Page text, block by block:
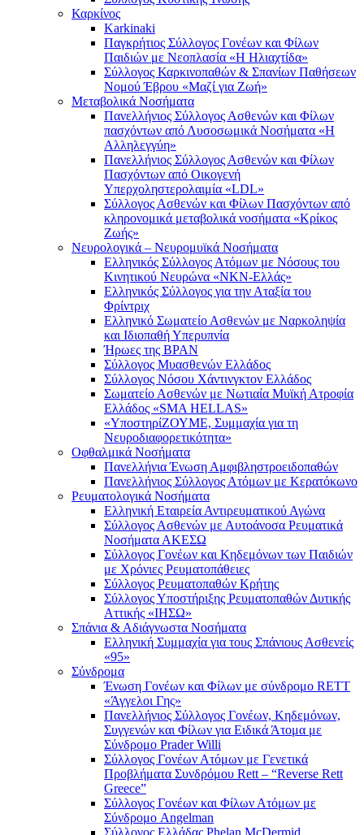
Καρκίνος
Karkinaki
Παγκρήτιος Σύλλογος Γονέων και Φίλων
Παιδιών με Νεοπλασία «Η Ηλιαχτίδα»
Σύλλογος Καρκινοπαθών & Σπανίων Παθήσεων
Νομού Έβρου «Μαζί για Ζωή»
Μεταβολικά Νοσήματα
Πανελλήνιος Σύλλογος Ασθενών και Φίλων
πασχόντων από Λυσοσωμικά Νοσήματα «Η
Αλληλεγγύη»
Πανελλήνιος Σύλλογος Ασθενών και Φίλων
Πασχόντων από Οικογενή
Υπερχοληστερολαιμία «LDL»
Σύλλογος Ασθενών και Φίλων Πασχόντων από
κληρονομικά μεταβολικά νοσήματα «Κρίκος
Ζωής»
Νευρολογικά – Νευρομυϊκά Νοσήματα
Ελληνικός Σύλλογος Ατόμων με Νόσους του
Κινητικού Νευρώνα «ΝΚΝ-Ελλάς»
Ελληνικός Σύλλογος για την Αταξία του
Φρίντριχ
Ελληνικό Σωματείο Ασθενών με Ναρκοληψία
και Ιδιοπαθή Υπερυπνία
Ήρωες της BPAN
Σύλλογος Μυασθενών Ελλάδος
Σύλλογος Νόσου Χάντινγκτον Ελλάδος
Σωματείο Ασθενών με Νωτιαία Μυϊκή Ατροφία
Ελλάδος «SMA HELLAS»
«ΥποστηρίΖΟΥΜΕ, Συμμαχία για τη
Νευροδιαφορετικότητα»
Οφθαλμικά Νοσήματα
Πανελλήνια Ένωση Αμφιβληστροειδοπαθών
Πανελλήνιος Σύλλογος Ατόμων με Κερατόκωνο
Ρευματολογικά Νοσήματα
Ελληνική Εταιρεία Αντιρευματικού Αγώνα
Σύλλογος Ασθενών με Αυτοάνοσα Ρευματικά
Νοσήματα ΑΚΕΣΩ
Σύλλογος Γονέων και Κηδεμόνων των Παιδιών
με Χρόνιες Ρευματοπάθειες
Σύλλογος Ρευματοπαθών Κρήτης
Σύλλογος Υποστήριξης Ρευματοπαθών Δυτικής
Αττικής «ΙΗΣΩ»
Σπάνια & Αδιάγνωστα Νοσήματα
Ελληνική Συμμαχία για τους Σπάνιους Ασθενείς
«95»
Σύνδρομα
Ένωση Γονέων και Φίλων με σύνδρομο RETT
«Άγγελοι Γης»
Πανελλήνιος Σύλλογος Γονέων, Κηδεμόνων,
Συγγενών και Φίλων για Ειδικά Άτομα με
Σύνδρομο Prader Willi
Σύλλογος Γονέων Ατόμων με Γενετικά
Προβλήματα Συνδρόμου Rett – “Reverse Rett
Greece”
Σύλλογος Γονέων και Φίλων Ατόμων με
Σύνδρομο Angelman
Σύλλογος Ελλάδας Phelan McDermid